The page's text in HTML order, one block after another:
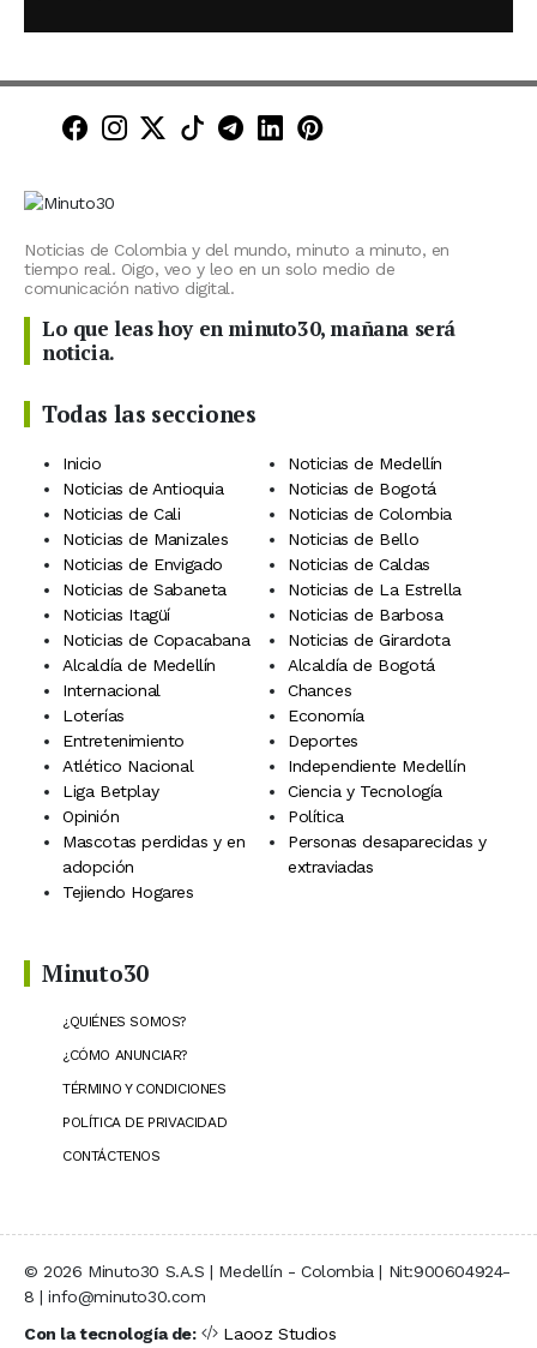
Minuto30 en Facebook
Minuto30 en Instagram
Minuto30 en X (Twitter)
Minuto30 en TikTok
Canal de Minuto30 en
Minuto30 en LinkedIn
Minuto30 en
Noticias de Colombia y del mundo, minuto a minuto, en
tiempo real. Oigo, veo y leo en un solo medio de
comunicación nativo digital.
Lo que leas hoy en minuto30, mañana será
noticia.
Todas las secciones
Inicio
Noticias de Medellín
Noticias de Antioquia
Noticias de Bogotá
Noticias de Cali
Noticias de Colombia
Noticias de Manizales
Noticias de Bello
Noticias de Envigado
Noticias de Caldas
Noticias de Sabaneta
Noticias de La Estrella
Noticias Itagüí
Noticias de Barbosa
Noticias de Copacabana
Noticias de Girardota
Alcaldía de Medellín
Alcaldía de Bogotá
Internacional
Chances
Loterías
Economía
Entretenimiento
Deportes
Atlético Nacional
Independiente Medellín
Liga Betplay
Ciencia y Tecnología
Opinión
Política
Mascotas perdidas y en
adopción
Personas desaparecidas y
extraviadas
Tejiendo Hogares
Minuto30
¿QUIÉNES SOMOS?
¿CÓMO ANUNCIAR?
TÉRMINO Y CONDICIONES
POLÍTICA DE PRIVACIDAD
CONTÁCTENOS
© 2026 Minuto30 S.A.S | Medellín - Colombia | Nit:900604924-
8 | info@minuto30.com
Con la tecnología de:
Laooz Studios